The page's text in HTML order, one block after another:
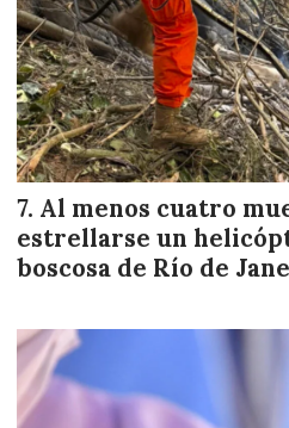
Al menos cuatro
estrellarse un
boscosa de Río de